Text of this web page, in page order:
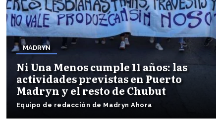
MADRYN
Ni Una Menos cumple 11 años: las
actividades previstas en Puerto
Madryn y el resto de Chubut
Equipo de redacción de Madryn Ahora